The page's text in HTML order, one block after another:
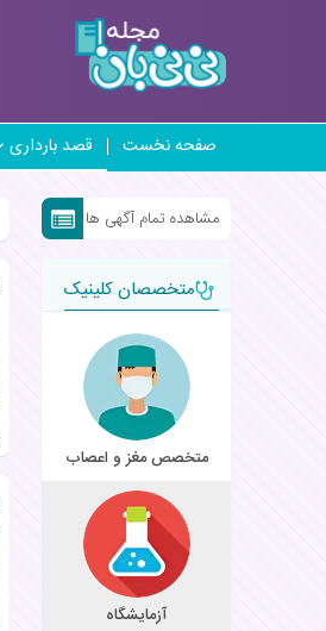
صفحه نخست قصد بارداری
مشاهده تمام آگهی ها
متخصصان کلینیک
متخصص مغز و اعصاب
آزمایشگاه